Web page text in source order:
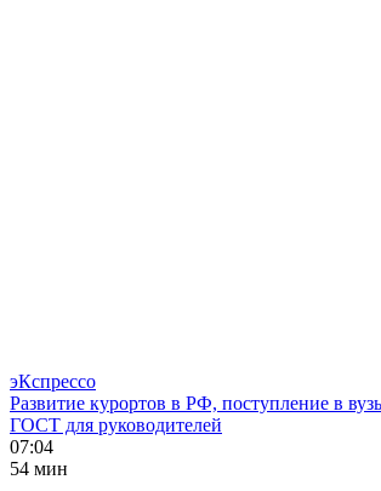
эКспрессо
Развитие курортов в РФ, поступление в
ГОСТ для руководителей
07:04
54 мин